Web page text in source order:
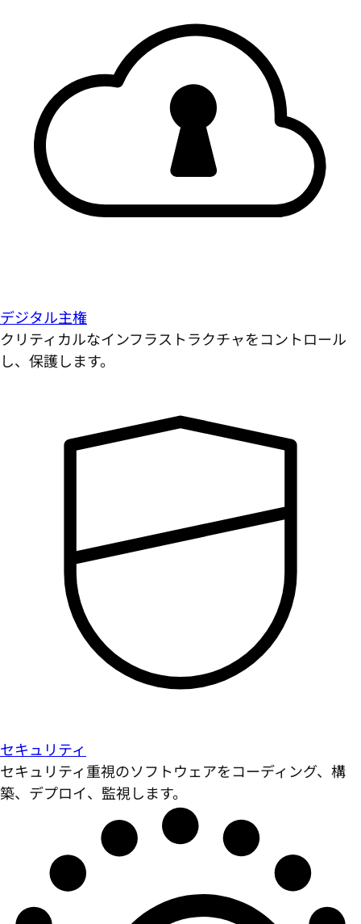
デジタル主権
クリティカルなインフラストラクチャをコントロール
し、保護します。
セキュリティ
セキュリティ重視のソフトウェアをコーディング、構
築、デプロイ、監視します。